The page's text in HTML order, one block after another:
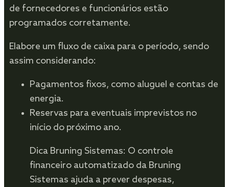
de fornecedores e funcionários estão
programados corretamente.
Elabore um fluxo de caixa para o período, sendo
assim considerando:
Pagamentos fixos, como aluguel e contas de
energia.
Reservas para eventuais imprevistos no
início do próximo ano.
Dica Bruning Sistemas: O controle
financeiro automatizado da Bruning
Sistemas ajuda a prever despesas,